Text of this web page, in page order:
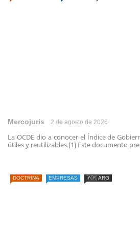
Mercojuris 2 de agosto de 2026
La OCDE dio a conocer el Índice de
útiles y reutilizables.[1] Este documento
DOCTRINA EMPRESAS 🇦🇷 ARG